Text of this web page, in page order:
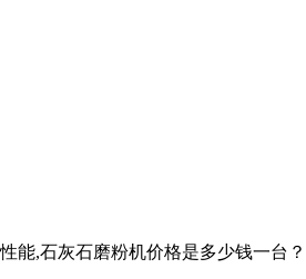
能,石灰石磨粉机价格是多少钱一台？